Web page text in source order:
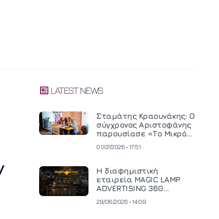
LATEST NEWS
Σταμάτης Κραουνάκης: Ο
σύγχρονος Αριστοφάνης
παρουσίασε «Το Μικρό
01/07/2026 • 17:51
Η διαφημιστική
εταιρεία MAGIC LAMP
ADVERTISING 360
κινηματογραφική
29/06/2026 • 14:09